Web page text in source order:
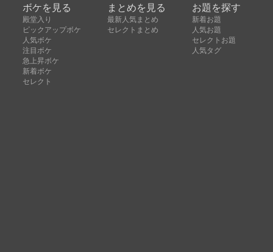
ボケを見る
殿堂入り
ピックアップボケ
人気ボケ
注目ボケ
急上昇ボケ
新着ボケ
セレクト
まとめを見る
最新人気まとめ
セレクトまとめ
お題を探す
新着お題
人気お題
セレクトお題
人気タグ